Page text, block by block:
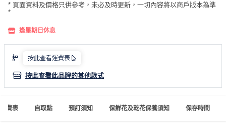
P
r
t
y
o
m
活
類
型
搞
P
r
活
動
略
* 頁面資料及價格只供參考，未必及時更新，一切內容將以商戶版本為準
*
逢星期日休息
按此查看運費表
按此查看此品牌的其他款式
運費表 自取點 預訂須知 保鮮花及乾花保養須知 保存時間